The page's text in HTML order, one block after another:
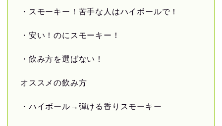
・スモーキー！苦手な人はハイボールで！
・安い！のにスモーキー！
・飲み方を選ばない！
オススメの飲み方
・ハイボール→弾ける香りスモーキー